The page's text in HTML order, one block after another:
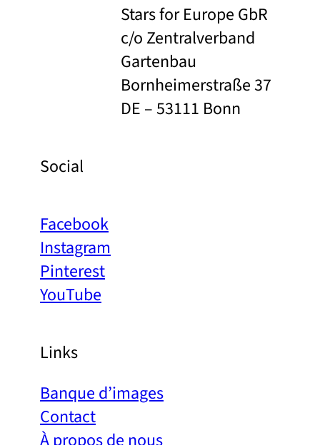
Stars for Europe GbR
c/o Zentralverband
Gartenbau
Bornheimerstraße 37
DE – 53111 Bonn
Social
Facebook
Instagram
Pinterest
YouTube
Links
Banque d’images
Contact